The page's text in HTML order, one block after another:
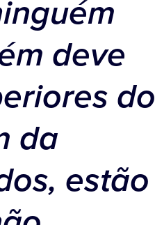
deve
do
da
estão